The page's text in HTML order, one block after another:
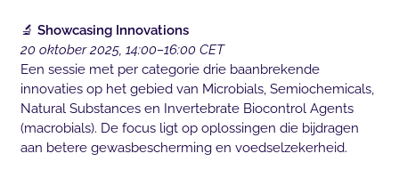
🔬 Showcasing Innovations
20 oktober 2025, 14:00–16:00 CET
Een sessie met per categorie drie baanbrekende
innovaties op het gebied van Microbials, Semiochemicals,
Natural Substances en Invertebrate Biocontrol Agents
(macrobials). De focus ligt op oplossingen die bijdragen
aan betere gewasbescherming en voedselzekerheid.